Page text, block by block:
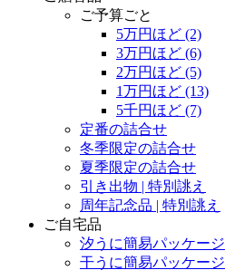
ご予算ごと
5万円ほど (2)
3万円ほど (6)
2万円ほど (5)
1万円ほど (13)
5千円ほど (7)
定番の詰合せ
冬季限定の詰合せ
夏季限定の詰合せ
引き出物 | 特別誂え
周年記念品 | 特別誂え
ご自宅品
汐うに簡易パッケージ
干うに簡易パッケージ